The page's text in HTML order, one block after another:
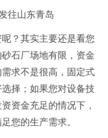
往山东青岛
？其实主要还是看您
石厂场地有限，资金
求不是很高，固定式
择；如果您对设备技
资金充足的情况下，
您的生产需求。